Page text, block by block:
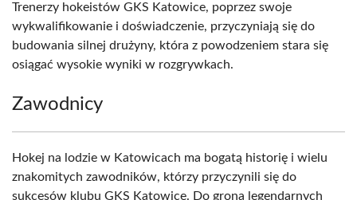
Trenerzy hokeistów GKS Katowice, poprzez swoje
wykwalifikowanie i doświadczenie, przyczyniają się do
budowania silnej drużyny, która z powodzeniem stara się
osiągać wysokie wyniki w rozgrywkach.
Zawodnicy
Hokej na lodzie w Katowicach ma bogatą historię i wielu
znakomitych zawodników, którzy przyczynili się do
sukcesów klubu GKS Katowice. Do grona legendarnych